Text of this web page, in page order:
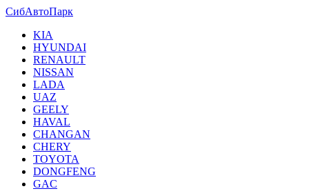
СибАвтоПарк
KIA
HYUNDAI
RENAULT
NISSAN
LADA
UAZ
GEELY
HAVAL
CHANGAN
CHERY
TOYOTA
DONGFENG
GAC